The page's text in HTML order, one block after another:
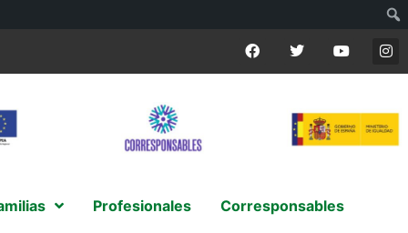
Profesionales Corresponsables